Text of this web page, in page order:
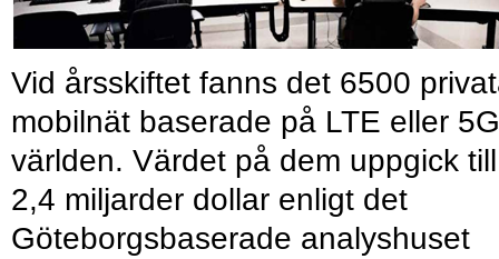
Vid årsskiftet fanns det 6500
mobilnät baserade på LTE eller
världen. Värdet på dem uppgick till
2,4 miljarder dollar enligt det
Göteborgsbaserade analyshuset